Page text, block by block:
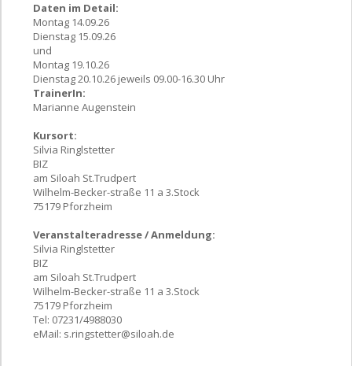
Daten im Detail:
Montag 14.09.26
Dienstag 15.09.26
und
Montag 19.10.26
Dienstag 20.10.26 jeweils 09.00-16.30 Uhr
TrainerIn:
Marianne Augenstein
Kursort:
Silvia Ringlstetter
BIZ
am Siloah St.Trudpert
Wilhelm-Becker-straße 11 a 3.Stock
75179 Pforzheim
Veranstalteradresse / Anmeldung:
Silvia Ringlstetter
BIZ
am Siloah St.Trudpert
Wilhelm-Becker-straße 11 a 3.Stock
75179 Pforzheim
Tel: 07231/4988030
eMail: s.ringstetter@siloah.de